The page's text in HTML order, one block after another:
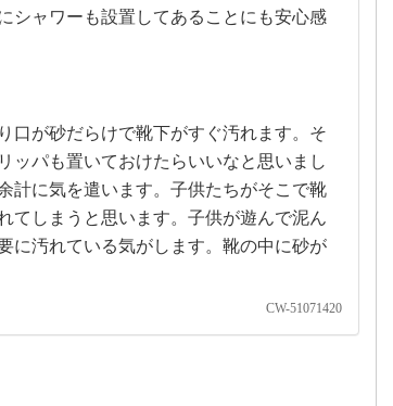
シャワーも設置してあることにも安心感
口が砂だらけで靴下がすぐ汚れます。そ
ッパも置いておけたらいいなと思いまし
計に気を遣います。子供たちがそこで靴
てしまうと思います。子供が遊んで泥ん
に汚れている気がします。靴の中に砂が
CW-51071420